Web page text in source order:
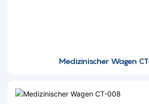
Medizinischer Wagen